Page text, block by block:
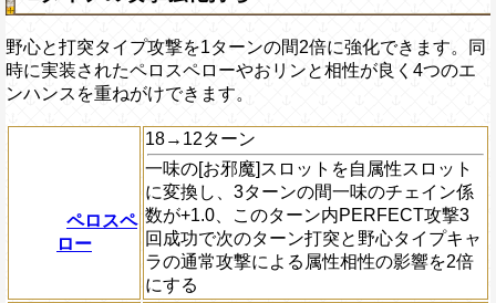
野心と打突タイプ攻撃を1ターンの間2倍に強化できます。同
時に実装されたペロスペローやおリンと相性が良く4つのエ
ンハンスを重ねがけできます。
ペロスペ
ロー
18→12ターン
一味の[お邪魔]スロットを自属性スロット
に変換し、3ターンの間一味のチェイン係
数が+1.0、このターン内PERFECT攻撃3
回成功で次のターン打突と野心タイプキャ
ラの通常攻撃による属性相性の影響を2倍
にする